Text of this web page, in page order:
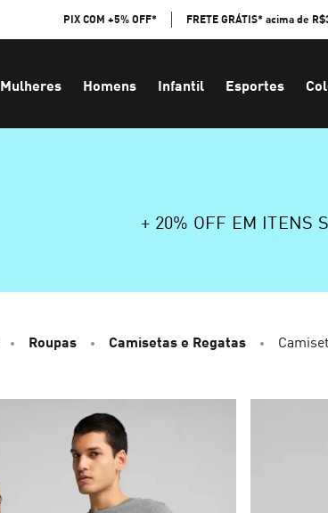
PIX COM +5% OFF* FRETE GRÁTIS* acima de
Mulheres Homens Infantil Esportes
+ 20% OFF EM ITENS
Roupas Camisetas e Regatas